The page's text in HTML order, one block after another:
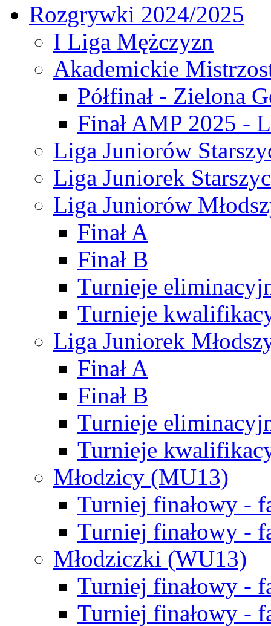
Rozgrywki 2024/2025
I Liga Mężczyzn
Akademickie
Półfinał - Zielona
Finał AMP 2025 -
Liga Juniorów
Liga Juniorek
Liga Juniorów
Finał A
Finał B
Turnieje
Turnieje
Liga Juniorek
Finał A
Finał B
Turnieje
Turnieje
Młodzicy (MU13)
Turniej finałowy -
Turniej finałowy -
Młodziczki (WU13)
Turniej finałowy -
Turniej finałowy -